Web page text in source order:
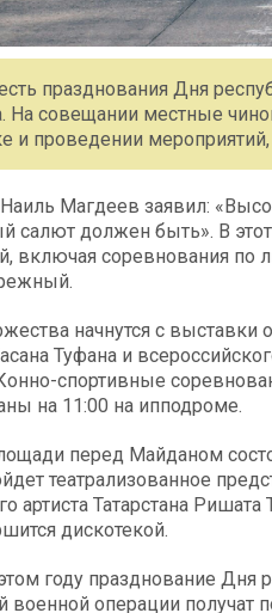
празднования Дня
На совещании местные
и проведении мероприятий,
Магдеев заявил:
салют должен быть». В
включая соревнования по
начнутся с
Туфана и
спортивные
на 11:00 на ипподроме.
перед Майданом
театрализованное
артиста Татарстана
дискотекой.
году празднование Дня
военной операции получат